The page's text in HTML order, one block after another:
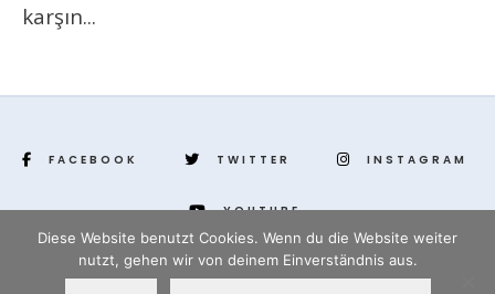
karşın...
FACEBOOK TWITTER INSTAGRAM
YOUTUBE
Diese Website benutzt Cookies. Wenn du die Website weiter
nutzt, gehen wir von deinem Einverständnis aus.